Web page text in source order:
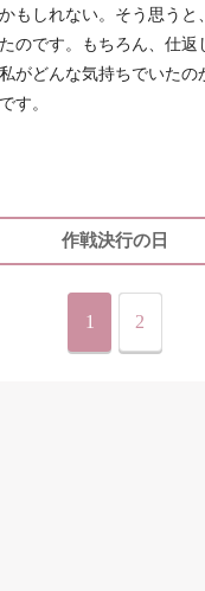
もしれない。そう思うと
のです。もちろん、仕返
がどんな気持ちでいたの
す。
作戦決行の日
1 2